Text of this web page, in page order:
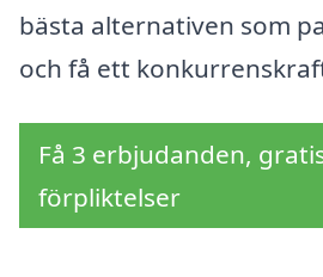
bästa alternativen som
och få ett
Få 3 erbjudanden,
förpliktelser